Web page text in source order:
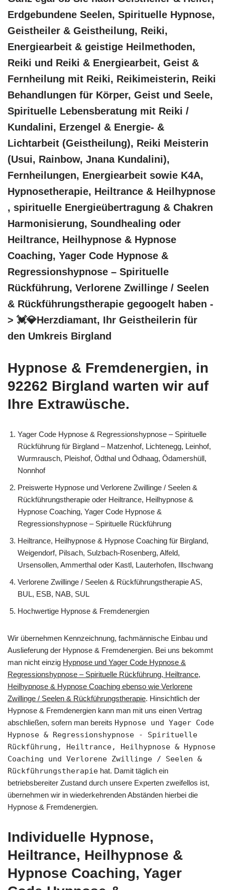
Erdgebundene Seelen, Spirituelle Hypnose,
Geistheiler & Geistheilung, Reiki,
Energiearbeit & geistige Heilmethoden,
Reiki und Reiki & Energiearbeit, Geist &
Fernheilung mit Reiki, Reikimeisterin, Reiki
Behandlungen für Körper, Geist und Seele,
Spirituelle Lebensberatung mit Reiki /
Kundalini, Erzengel & Energie- &
Lichtarbeit (Geistheilung), Reiki Meisterin
(Usui, Rainbow, Jnana Kundalini),
Fernheilungen, Energiearbeit sowie K4A,
Hypnosetherapie, Heiltrance & Heilhypnose
, spirituelle Energieübertragung & Chakren
Harmonisierung, Soundhealing oder
Heiltrance, Heilhypnose & Hypnose
Coaching, Yager Code Hypnose &
Regressionshypnose – Spirituelle
Rückführung, Verlorene Zwillinge / Seelen
& Rückführungstherapie gegoogelt haben -
> 💓️💎Herzdiamant, Ihr Geistheilerin für
den Umkreis Birgland
Hypnose & Fremdenergien, in
92262 Birgland warten wir auf
Ihre Extrawüsche.
Yager Code Hypnose & Regressionshypnose – Spirituelle
Rückführung für Birgland – Matzenhof, Lichtenegg, Leinhof,
Wurmrausch, Pleishof, Ödthal und Ödhaag, Ödamershüll,
Nonnhof
Preiswerte Hypnose und Verlorene Zwillinge / Seelen &
Rückführungstherapie oder Heiltrance, Heilhypnose &
Hypnose Coaching, Yager Code Hypnose &
Regressionshypnose – Spirituelle Rückführung
Heiltrance, Heilhypnose & Hypnose Coaching für Birgland,
Weigendorf, Pilsach, Sulzbach-Rosenberg, Alfeld,
Ursensollen, Ammerthal oder Kastl, Lauterhofen, Illschwang
Verlorene Zwillinge / Seelen & Rückführungstherapie AS,
BUL, ESB, NAB, SUL
Hochwertige Hypnose & Fremdenergien
Wir übernehmen Kennzeichnung, fachmännische Einbau und
Auslieferung der Hypnose & Fremdenergien. Bei uns bekommt
man nicht einzig Hypnose und Yager Code Hypnose &
Regressionshypnose – Spirituelle Rückführung, Heiltrance,
Heilhypnose & Hypnose Coaching ebenso wie Verlorene
Zwillinge / Seelen & Rückführungstherapie. Hinsichtlich der
Hypnose & Fremdenergien kann man mit uns einen Vertrag
abschließen, sofern man bereits Hypnose und Yager Code
Hypnose & Regressionshypnose - Spirituelle
Rückführung, Heiltrance, Heilhypnose & Hypnose
Coaching und Verlorene Zwillinge / Seelen &
Rückführungstherapie hat. Damit täglich ein
betriebsbereiter Zustand durch unsere Experten zweifellos ist,
übernehmen wir in wiederkehrenden Abständen hierbei die
Hypnose & Fremdenergien.
Individuelle Hypnose,
Heiltrance, Heilhypnose &
Hypnose Coaching, Yager